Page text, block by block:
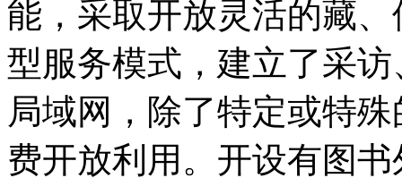
能，采取开放灵活的藏
型服务模式，建立了采
局域网，除了特定或特
费开放利用。开设有图